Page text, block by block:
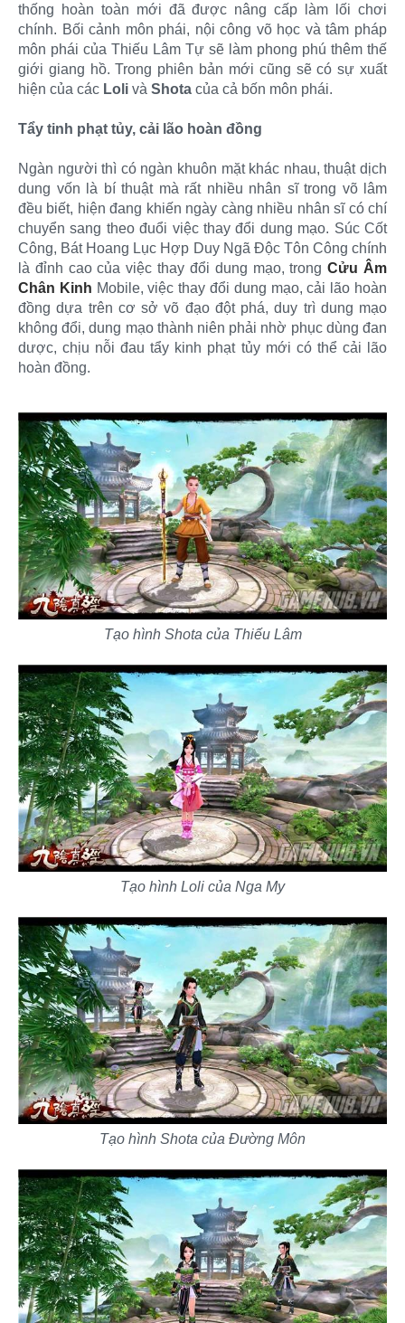
thống hoàn toàn mới đã được nâng cấp làm lối chơi
chính. Bối cảnh môn phái, nội công võ học và tâm pháp
môn phái của Thiếu Lâm Tự sẽ làm phong phú thêm thế
giới giang hồ. Trong phiên bản mới cũng sẽ có sự xuất
hiện của các Loli và Shota của cả bốn môn phái.
Tẩy tinh phạt tủy, cải lão hoàn đồng
Ngàn người thì có ngàn khuôn mặt khác nhau, thuật dịch
dung vốn là bí thuật mà rất nhiều nhân sĩ trong võ lâm
đều biết, hiện đang khiến ngày càng nhiều nhân sĩ có chí
chuyển sang theo đuổi việc thay đổi dung mạo. Súc Cốt
Công, Bát Hoang Lục Hợp Duy Ngã Độc Tôn Công chính
là đỉnh cao của việc thay đổi dung mạo, trongCửu Âm
Chân Kinh Mobile, việc thay đổi dung mạo, cải lão hoàn
đồng dựa trên cơ sở võ đạo đột phá, duy trì dung mạo
không đổi, dung mạo thành niên phải nhờ phục dùng đan
dược, chịu nỗi đau tẩy kinh phạt tủy mới có thể cải lão
hoàn đồng.
Tạo hình Shota của Thiếu Lâm
Tạo hình Loli của Nga My
Tạo hình Shota của Đường Môn